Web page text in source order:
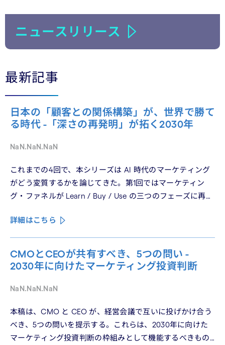
ニュースリリース
最新記事
日本の「顧客との関係構築」が、世界で勝て
る時代 -「深さの再発明」が拓く2030年
NaN.NaN.NaN
これまでの4回で、本シリーズは AI 時代のマーケティング
がどう変質するかを論じてきた。第1回ではマーケティン
グ・ファネルが Learn / Buy / Use の三つのフェーズに再構
パーソナライゼーションの罠を、第3回では Learn フェーズ
CMO と CEO が共有すべき5つの問いを論じた。シリーズ
の最終回となる本稿は、これらの議論を日本市場の文脈に
「顧客との関係構築」が、世界で勝てる時代が、いま始
詳細はこちら
CMOとCEOが共有すべき、5つの問い -
2030年に向けたマーケティング投資判断
NaN.NaN.NaN
本稿は、CMO と CEO が、経営会議で互いに投げかけ合う
べき、5つの問いを提示する。これらは、2030年に向けた
マーケティング投資判断の枠組みとして機能するべきもの